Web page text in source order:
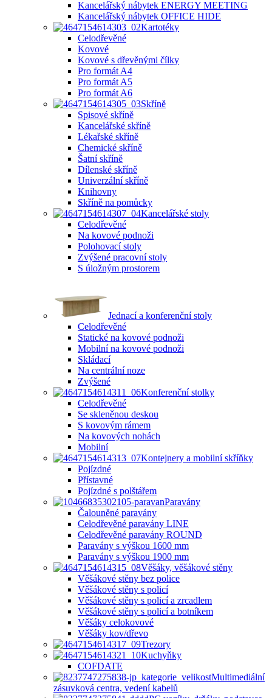
Kancelářský nábytek ENERGY MEETING
Kancelářský nábytek OFFICE HIDE
Kartotéky
Celodřevěné
Kovové
Kovové s dřevěnými čílky
Pro formát A4
Pro formát A5
Pro formát A6
Skříně
Spisové skříně
Kancelářské skříně
Lékařské skříně
Chemické skříně
Šatní skříně
Dílenské skříně
Univerzální skříně
Knihovny
Skříně na pomůcky
Kancelářské stoly
Celodřevěné
Na kovové podnoži
Polohovací stoly
Zvýšené pracovní stoly
S úložným prostorem
Jednací a konferenční stoly
Celodřevěné
Statické na kovové podnoži
Mobilní na kovové podnoži
Skládací
Na centrální noze
Zvýšené
Konferenční stolky
Celodřevěné
Se skleněnou deskou
S kovovým rámem
Na kovových nohách
Mobilní
Kontejnery a mobilní skříňky
Pojízdné
Přístavné
Pojízdné s polštářem
Paravány
Čalouněné paravány
Celodřevěné paravány LINE
Celodřevěné paravány ROUND
Paravány s výškou 1600 mm
Paravány s výškou 1900 mm
Věšáky, věšákové stěny
Věšákové stěny bez police
Věšákové stěny s policí
Věšákové stěny s policí a zrcadlem
Věšákové stěny s policí a botníkem
Věšáky celokovové
Věšáky kov/dřevo
Trezory
Kuchyňky
COFDATE
Multimediální
zásuvková centra, vedení kabelů